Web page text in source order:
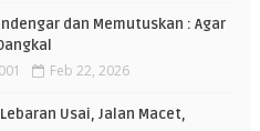
dan Memutuskan : Agar
Feb 22, 2026
Usai, Jalan Macet,